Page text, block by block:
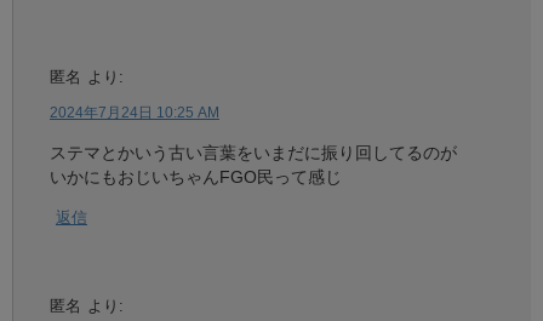
匿名 より:
2024年7月24日 10:25 AM
ステマとかいう古い言葉をいまだに振り回してるのが
いかにもおじいちゃんFGO民って感じ
返信
匿名 より: